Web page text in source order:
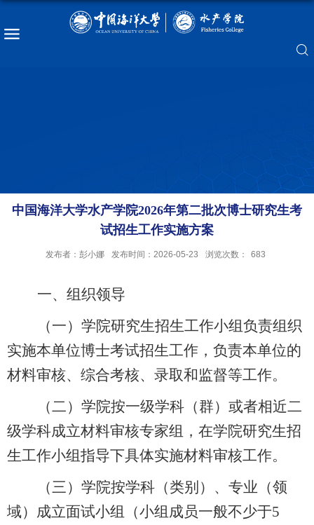
中国海洋大学水产学院2026年第二批次博士研究生考
试招生工作实施方案
发布者：彭小娜 发布时间：2026-05-23 浏览次数： 683
一、组织领导
（一）学院研究生招生工作小组负责组织
实施本单位博士考试招生工作，负责本单位的
材料审核、综合考核、录取和监督等工作。
（二）学院按一级学科（群）或者相近二
级学科成立材料审核专家组，在学院研究生招
生工作小组指导下具体实施材料审核工作。
（三） 学院按学科（类别）、专业（领
域）成立面试小组（小组成员一般不少于5